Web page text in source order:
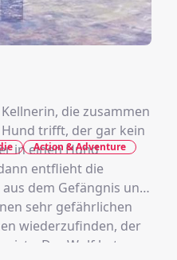
trifft, der gar kein
in einen Hund
dem Gefängnis und
sehr gefährlichen
wiederzufinden, der
hat
Action & Adventure